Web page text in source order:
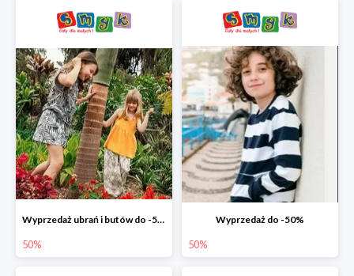
Wyprzedaż ubrań i butów do -50%
50%
Wyprzedaż do -50%
50%